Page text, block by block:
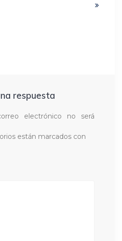
respuesta
electrónico no será
están marcados con